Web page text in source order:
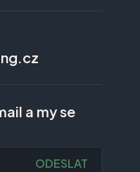
a my se
ODESLAT